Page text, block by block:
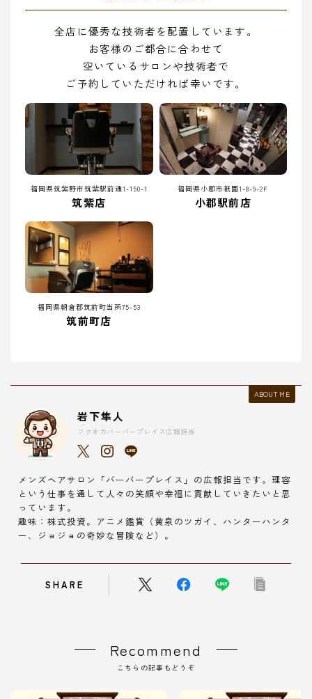
全店に優秀な技術者を配置しています。
お客様のご都合に合わせて
空いているサロンや技術者で
ご予約していただければ幸いです。
福岡県筑紫野市筑紫駅前通1-150-1
筑紫店
福岡県小郡市祇園1-8-9-2F
小郡駅前店
福岡県朝倉郡筑前町当所75-53
筑前町店
ABOUT ME
岩下隼人
フクオカバーバープレイス広報担当
メンズヘアサロン「バーバープレイス」の広報担当です。理容
という仕事を通して人々の笑顔や幸福に貢献していきたいと思
っています。
趣味：株式投資。アニメ鑑賞（黄泉のツガイ、ハンターハンタ
ー、ジョジョの奇妙な冒険など）。
SHARE
Recommend
こちらの記事もどうぞ